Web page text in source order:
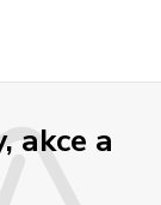
akce a